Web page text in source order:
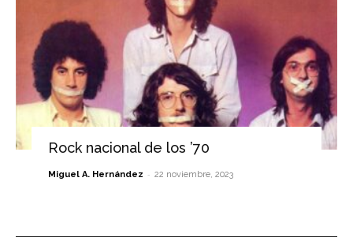
Rock nacional de los ’70
Miguel A. Hernández - 22 noviembre, 2023